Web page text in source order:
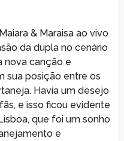
& Maraisa ao vivo
da dupla no cenário
nova canção e
sua posição entre os
Havia um desejo
e isso ficou evidente
que foi um sonho
e